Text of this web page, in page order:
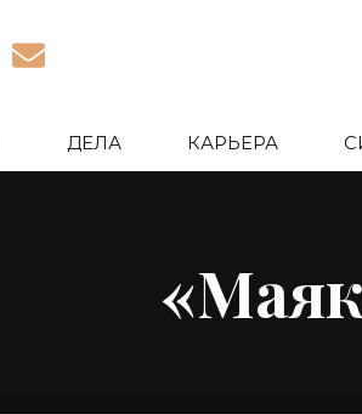
ДЕЛА КАРЬЕРА